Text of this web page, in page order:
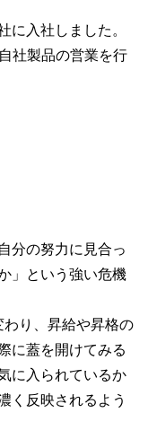
に入社しました。
社製品の営業を行
分の努力に見合っ
」という強い危機
り、昇給や昇格の
に蓋を開けてみる
に入られているか
く反映されるよう